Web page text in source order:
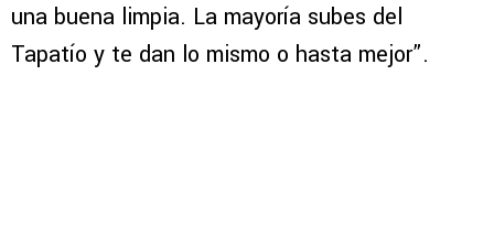
una buena limpia. La mayoría subes del
Tapatío y te dan lo mismo o hasta mejor”.